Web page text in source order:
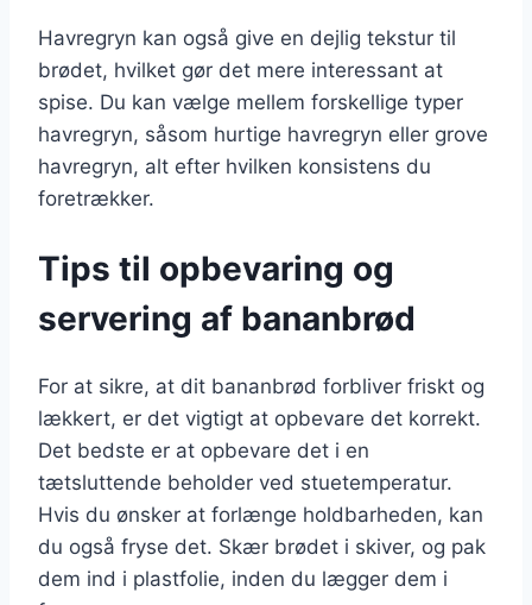
Havregryn kan også give en dejlig tekstur til
brødet, hvilket gør det mere interessant at
spise. Du kan vælge mellem forskellige typer
havregryn, såsom hurtige havregryn eller grove
havregryn, alt efter hvilken konsistens du
foretrækker.
Tips til opbevaring og
servering af bananbrød
For at sikre, at dit bananbrød forbliver friskt og
lækkert, er det vigtigt at opbevare det korrekt.
Det bedste er at opbevare det i en
tætsluttende beholder ved stuetemperatur.
Hvis du ønsker at forlænge holdbarheden, kan
du også fryse det. Skær brødet i skiver, og pak
dem ind i plastfolie, inden du lægger dem i